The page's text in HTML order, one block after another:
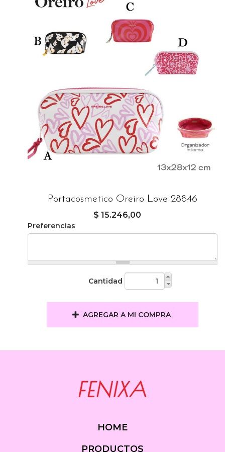
Portacosmetico Oreiro Love 28846
$ 15.246,00
Preferencias
Cantidad
AGREGAR A MI COMPRA
HOME
PRODUCTOS